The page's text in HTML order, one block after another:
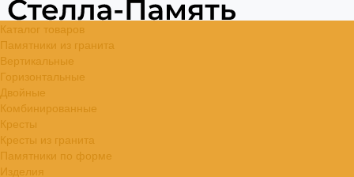
Каталог товаров
Памятники из гранита
Вертикальные
Горизонтальные
Двойные
Комбинированные
Кресты
Кресты из гранита
Памятники по форме
Изделия